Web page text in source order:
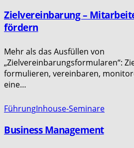
Zielvereinbarung –
fördern
Mehr als das Ausfüllen von
„Zielvereinbarungsformularen“:
formulieren, vereinbaren,
eine…
FührungInhouse-Seminare
Business Management